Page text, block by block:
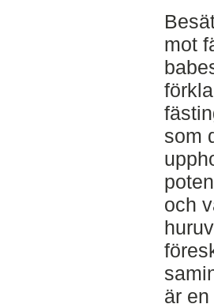
mot
som
och
är